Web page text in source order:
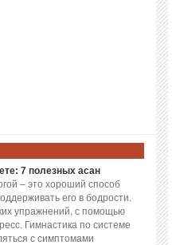
7 полезных асан
– это хороший способ
его в бодрости.
упражнений, с помощью
Гимнастика по системе
с симптомами